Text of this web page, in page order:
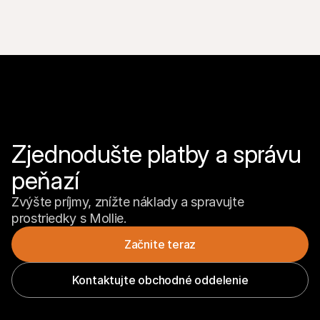
Zjednodušte platby a správu
peňazí
Zvýšte príjmy, znížte náklady a spravujte
prostriedky s Mollie.
Začnite teraz
Kontaktujte obchodné oddelenie